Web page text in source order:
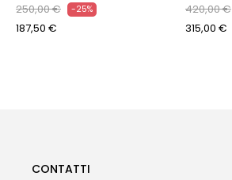
250,00 €
-25%
187,50 €
420,00 €
315,00 €
CONTATTI